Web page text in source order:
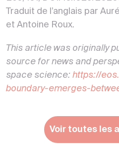
Traduit de l’anglais par
et Antoine Roux.
This article was originally
source for news and
space science: https://
boundary-emerges-
Voir toutes les